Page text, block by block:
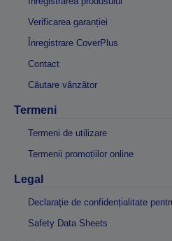
Verificarea garanției
Înregistrare CoverPlus
Contact
Căutare vânzător
Termeni
Termeni de utilizare
Termenii promoțiilor online
Legal
Declarație de confidențialitate
Safety Data Sheets